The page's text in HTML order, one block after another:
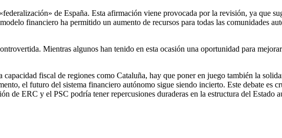
de España. Esta afirmación viene provocada por la revisión, ya que
financiero ha permitido un aumento de recursos para todas las comunidades
Mientras algunos han tenido en esta ocasión una oportunidad para
fiscal de regiones como Cataluña, hay que poner en juego también la
el futuro del sistema financiero autónomo sigue siendo incierto. Este debate es
de ERC y el PSC podría tener repercusiones duraderas en la estructura del Estado